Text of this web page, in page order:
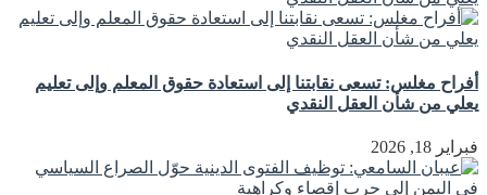
أفراح مغلس: تسعى نقابتنا إلى استعادة حقوق المعلم وإلى تعليم
يعلي من شأن العقل النقدي
فبراير 18, 2026